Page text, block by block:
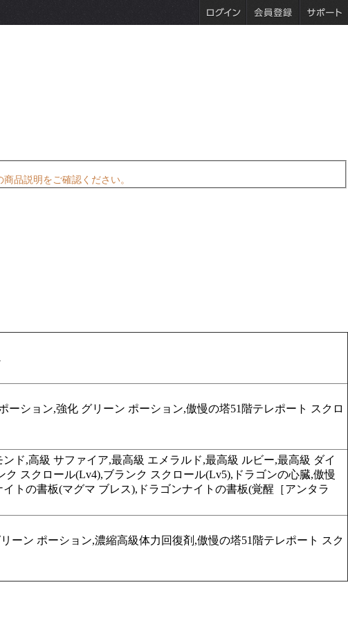
品説明をご確認ください。
ション,強化 グリーン ポーション,傲慢の塔51階テレポート スクロ
ド,高級 サファイア,最高級 エメラルド,最高級 ルビー,最高級 ダイ
スクロール(Lv4),ブランク スクロール(Lv5),ドラゴンの心臓,傲慢
トの書板(マグマ ブレス),ドラゴンナイトの書板(覚醒［アンタラ
ーン ポーション,濃縮高級体力回復剤,傲慢の塔51階テレポート スク